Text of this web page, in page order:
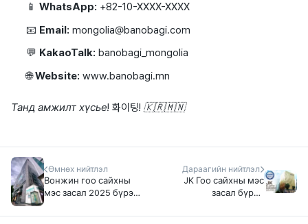
📱WhatsApp: +82-10-XXXX-XXXX
📧 Email: mongolia@banobagi.com
💬 KakaoTalk: banobagi_mongolia
🌐Website: www.banobagi.mn
Танд амжилт хүсье! 화이팅! 🇰🇷🇲🇳
Өмнөх нийтлэл
Вонжин гоо сайхны
мэс засал 2025 бүрэн
жилийн түүх, үнэ, эмч
Дараагийн нийтлэл
JK Гоо сайхны мэс
засал бүрэн
газраас баталгаажсан